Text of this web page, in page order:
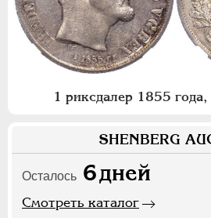
1 риксдалер 1855
SHENBERG
Осталось 6дней
Смотреть каталог